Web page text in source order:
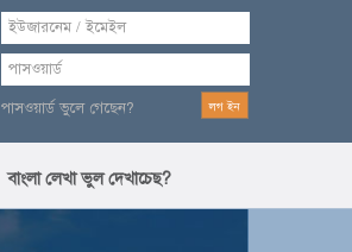
পাসওয়ার্ড ভুলে গেছেন?
বাংলা লেখা ভুল দেখাচেছ?